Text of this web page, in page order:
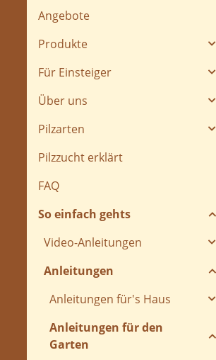
Angebote
Produkte
Für Einsteiger
Über uns
Pilzarten
Pilzzucht erklärt
FAQ
So einfach gehts
Video-Anleitungen
Anleitungen
Anleitungen für's Haus
Anleitungen für den
Garten